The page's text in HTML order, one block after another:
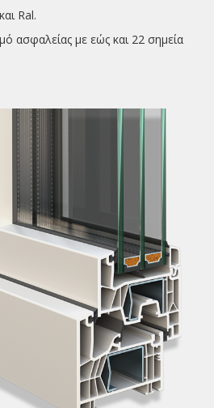
Ral.
ασφαλείας με εώς και 22 σημεία